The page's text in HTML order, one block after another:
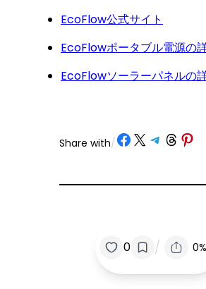
EcoFlow公式サイト
EcoFlowポータブル電源の
EcoFlowソーラーパネルの
Share with/ Share on Facebook
Share on X Share on Telegram
Share on Threads
Share on
0 / 0%